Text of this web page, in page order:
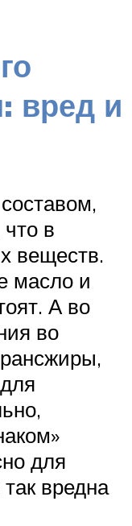
вред и
в
веществ.
масло и
А во
во
для
вредна